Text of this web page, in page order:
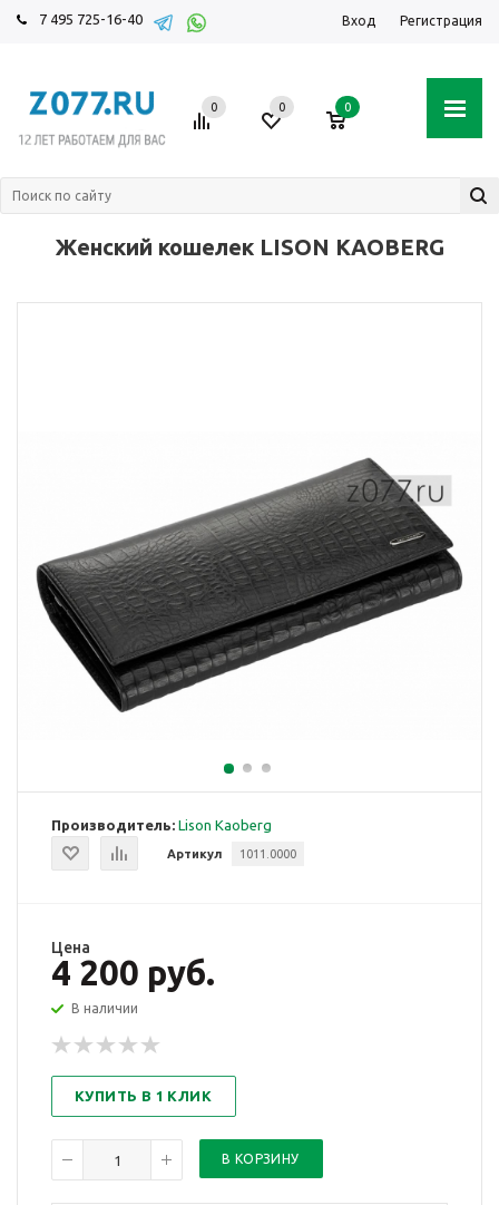
7 495 725-16-40 Вход Регистрация
0 0 0
Женский кошелек LISON KAOBERG
Производитель: Lison Kaoberg
Артикул 1011.0000
Цена
4 200 руб.
В наличии
КУПИТЬ В 1 КЛИК